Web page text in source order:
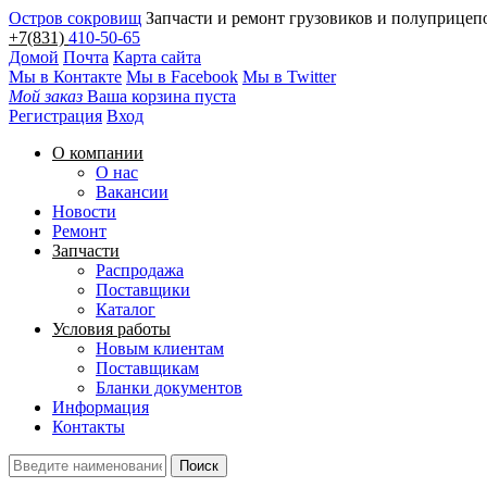
Остров сокровищ Запчасти и ремонт грузовиков и
+7(831) 410-50-65
Домой Почта Карта сайта
Мы в Контакте Мы в Facebook Мы в Twitter
Мой заказ Ваша корзина пуста
Регистрация Вход
О компании
О нас
Вакансии
Новости
Ремонт
Запчасти
Распродажа
Поставщики
Каталог
Условия работы
Новым клиентам
Поставщикам
Бланки документов
Информация
Контакты